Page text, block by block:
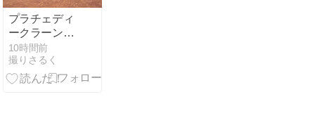
プラチェディ
ークラーンナ
ーム
10時間前
撮りさるく